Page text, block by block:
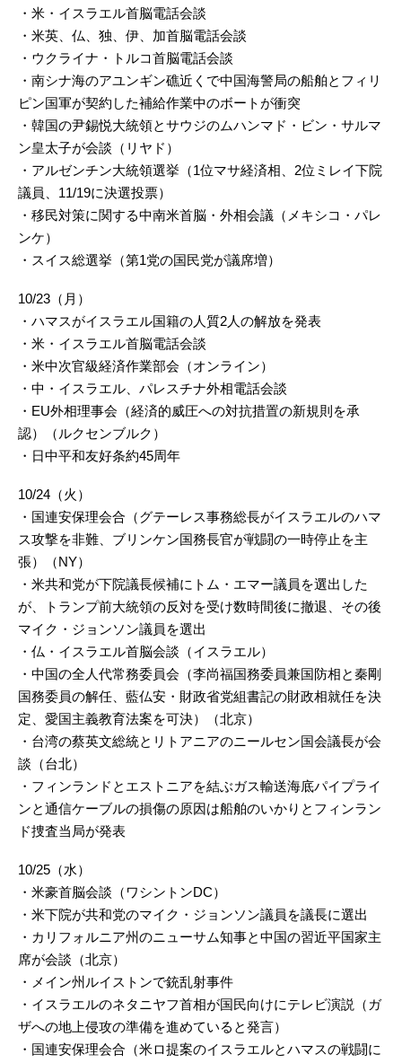
・米・イスラエル首脳電話会談
・米英、仏、独、伊、加首脳電話会談
・ウクライナ・トルコ首脳電話会談
・南シナ海のアユンギン礁近くで中国海警局の船舶とフィリ
ピン国軍が契約した補給作業中のボートが衝突
・韓国の尹錫悦大統領とサウジのムハンマド・ビン・サルマ
ン皇太子が会談（リヤド）
・アルゼンチン大統領選挙（1位マサ経済相、2位ミレイ下院
議員、11/19に決選投票）
・移民対策に関する中南米首脳・外相会議（メキシコ・パレ
ンケ）
・スイス総選挙（第1党の国民党が議席増）
10/23（月）
・ハマスがイスラエル国籍の人質2人の解放を発表
・米・イスラエル首脳電話会談
・米中次官級経済作業部会（オンライン）
・中・イスラエル、パレスチナ外相電話会談
・EU外相理事会（経済的威圧への対抗措置の新規則を承
認）（ルクセンブルク）
・日中平和友好条約45周年
10/24（火）
・国連安保理会合（グテーレス事務総長がイスラエルのハマ
ス攻撃を非難、ブリンケン国務長官が戦闘の一時停止を主
張）（NY）
・米共和党が下院議長候補にトム・エマー議員を選出した
が、トランプ前大統領の反対を受け数時間後に撤退、その後
マイク・ジョンソン議員を選出
・仏・イスラエル首脳会談（イスラエル）
・中国の全人代常務委員会（李尚福国務委員兼国防相と秦剛
国務委員の解任、藍仏安・財政省党組書記の財政相就任を決
定、愛国主義教育法案を可決）（北京）
・台湾の蔡英文総統とリトアニアのニールセン国会議長が会
談（台北）
・フィンランドとエストニアを結ぶガス輸送海底パイプライ
ンと通信ケーブルの損傷の原因は船舶のいかりとフィンラン
ド捜査当局が発表
10/25（水）
・米豪首脳会談（ワシントンDC）
・米下院が共和党のマイク・ジョンソン議員を議長に選出
・カリフォルニア州のニューサム知事と中国の習近平国家主
席が会談（北京）
・メイン州ルイストンで銃乱射事件
・イスラエルのネタニヤフ首相が国民向けにテレビ演説（ガ
ザへの地上侵攻の準備を進めていると発言）
・国連安保理会合（米ロ提案のイスラエルとハマスの戦闘に